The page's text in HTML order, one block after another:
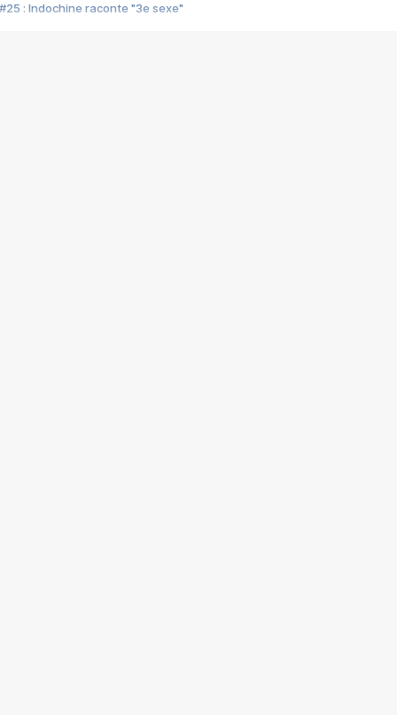
#25 : Indochine raconte "3e sexe"